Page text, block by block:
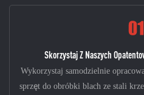
Skorzystaj Z Naszych
Wykorzystaj samodzielnie
sprzęt do obróbki blach ze stali